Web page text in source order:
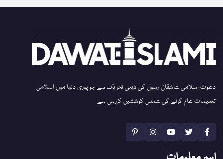
دعوت اسلامی عاشقان رسول کی دینی تحریک ہے جو پوری دنیا میں اسلامی
تعلیمات عام کرنے کی عملی کوششیں کررہی ہے